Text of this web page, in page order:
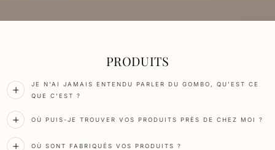
PRODUITS
JE N'AI JAMAIS ENTENDU PARLER DU GOMBO, QU'EST CE
QUE C'EST ?
OÙ PUIS-JE TROUVER VOS PRODUITS PRÈS DE CHEZ MOI ?
OÙ SONT FABRIQUÉS VOS PRODUITS ?